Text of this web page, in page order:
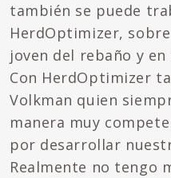
también se puede
HerdOptimizer,
joven del rebaño y
Con HerdOptimizer
Volkman quien
manera muy
por desarrollar
Realmente no tengo